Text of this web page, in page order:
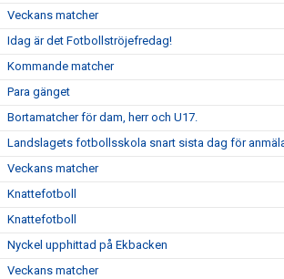
Veckans matcher
Idag är det Fotbollströjefredag!
Kommande matcher
Para gänget
Bortamatcher för dam, herr och U17.
Landslagets fotbollsskola snart sista dag för
Veckans matcher
Knattefotboll
Knattefotboll
Nyckel upphittad på Ekbacken
Veckans matcher